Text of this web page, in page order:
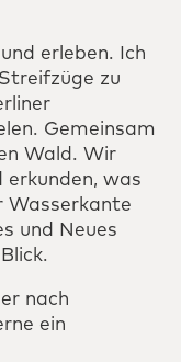
erleben. Ich
zu
Gemeinsam
Wald. Wir
erkunden, was
Wasserkante
und Neues
nach
ein